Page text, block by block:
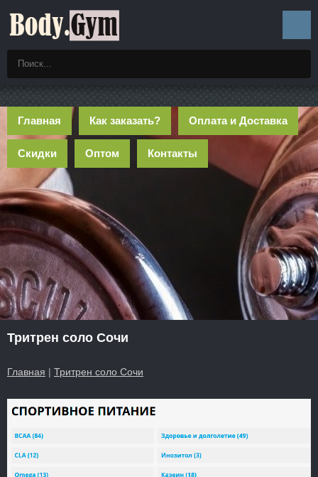
Главная Как заказать? Оплата и Доставка
Скидки Оптом Контакты
Тритрен соло Сочи
Главная | Тритрен соло Сочи